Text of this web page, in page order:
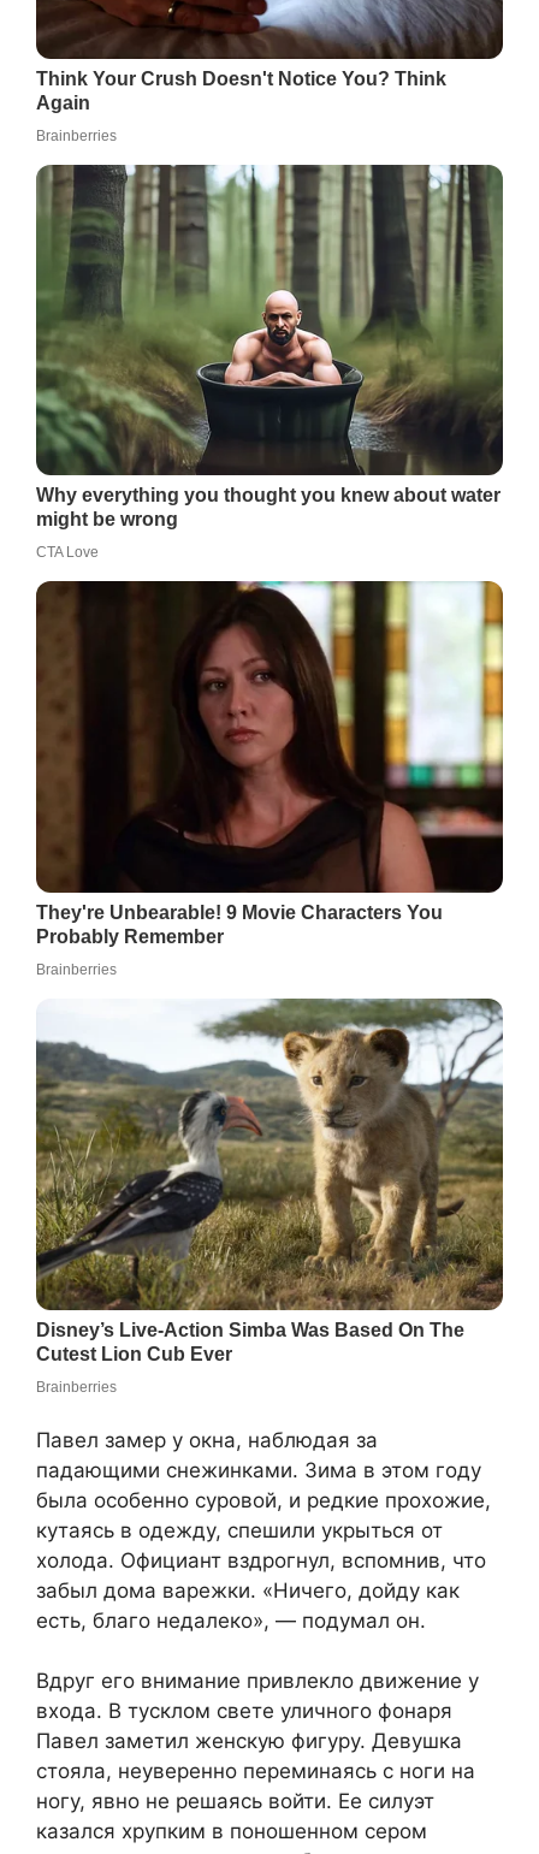
Павел замер у окна, наблюдая за
падающими снежинками. Зима в этом году
была особенно суровой, и редкие прохожие,
кутаясь в одежду, спешили укрыться от
холода. Официант вздрогнул, вспомнив, что
забыл дома варежки. «Ничего, дойду как
есть, благо недалеко», — подумал он.
Вдруг его внимание привлекло движение у
входа. В тусклом свете уличного фонаря
Павел заметил женскую фигуру. Девушка
стояла, неуверенно переминаясь с ноги на
ногу, явно не решаясь войти. Ее силуэт
казался хрупким в поношенном сером